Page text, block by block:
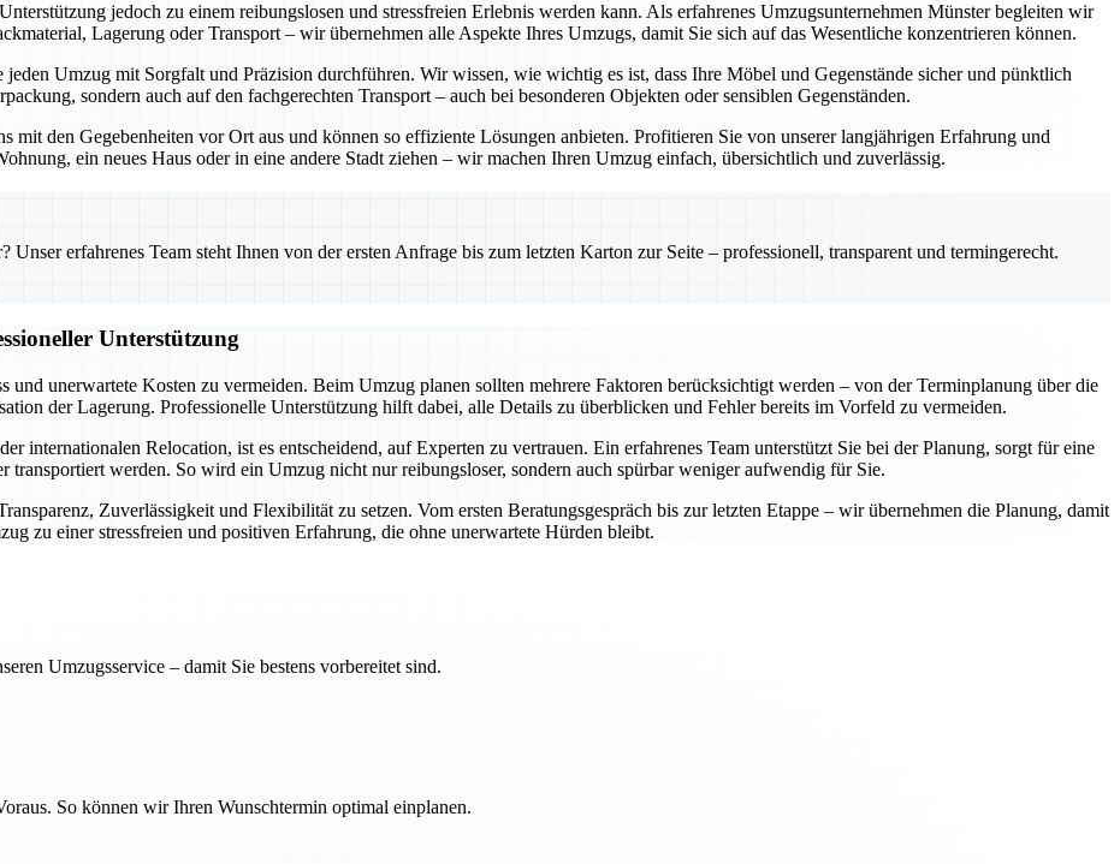
jedoch zu einem reibungslosen und stressfreien Erlebnis werden kann. Als erfahrenes Umzugsunternehmen Münster begleiten wir
Lagerung oder Transport – wir übernehmen alle Aspekte Ihres Umzugs, damit Sie sich auf das Wesentliche konzentrieren können.
Umzug mit Sorgfalt und Präzision durchführen. Wir wissen, wie wichtig es ist, dass Ihre Möbel und Gegenstände sicher und pünktlich
sondern auch auf den fachgerechten Transport – auch bei besonderen Objekten oder sensiblen Gegenständen.
mit den Gegebenheiten vor Ort aus und können so effiziente Lösungen anbieten. Profitieren Sie von unserer langjährigen Erfahrung und
ein neues Haus oder in eine andere Stadt ziehen – wir machen Ihren Umzug einfach, übersichtlich und zuverlässig.
Unser erfahrenes Team steht Ihnen von der ersten Anfrage bis zum letzten Karton zur Seite – professionell, transparent und termingerecht.
Unterstützung
und unerwartete Kosten zu vermeiden. Beim Umzug planen sollten mehrere Faktoren berücksichtigt werden – von der Terminplanung über die
der Lagerung. Professionelle Unterstützung hilft dabei, alle Details zu überblicken und Fehler bereits im Vorfeld zu vermeiden.
internationalen Relocation, ist es entscheidend, auf Experten zu vertrauen. Ein erfahrenes Team unterstützt Sie bei der Planung, sorgt für eine
transportiert werden. So wird ein Umzug nicht nur reibungsloser, sondern auch spürbar weniger aufwendig für Sie.
Zuverlässigkeit und Flexibilität zu setzen. Vom ersten Beratungsgespräch bis zur letzten Etappe – wir übernehmen die Planung, damit
zu einer stressfreien und positiven Erfahrung, die ohne unerwartete Hürden bleibt.
Umzugsservice – damit Sie bestens vorbereitet sind.
So können wir Ihren Wunschtermin optimal einplanen.